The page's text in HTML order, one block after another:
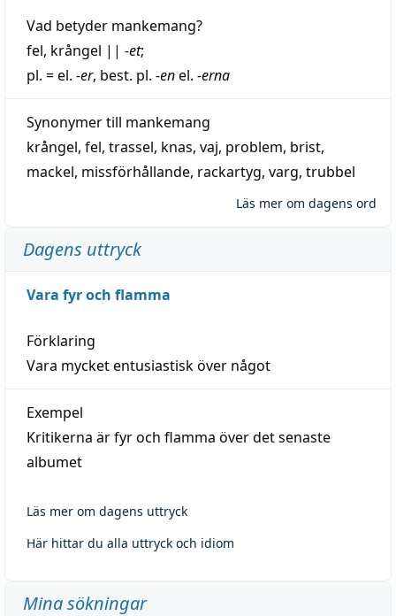
Vad betyder mankemang?
fel, krångel || -et;
pl. = el. -er, best. pl. -enel. -erna
Synonymer till mankemang
krångel, fel, trassel, knas, vaj, problem, brist,
mackel, missförhållande, rackartyg, varg, trubbel
Läs mer om dagens ord
Dagens uttryck
Vara fyr och flamma
Förklaring
Vara mycket entusiastisk över något
Exempel
Kritikerna är fyr och flamma över det senaste
albumet
Läs mer om dagens uttryck
Här hittar du alla uttryck och idiom
Mina sökningar